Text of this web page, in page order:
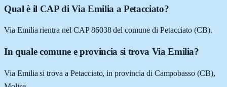
Qual è il CAP di Via Emilia a Petacciato?
Via Emilia rientra nel CAP 86038 del comune di Petacciato (CB).
In quale comune e provincia si trova Via Emilia?
Via Emilia si trova a Petacciato, in provincia di Campobasso (CB),